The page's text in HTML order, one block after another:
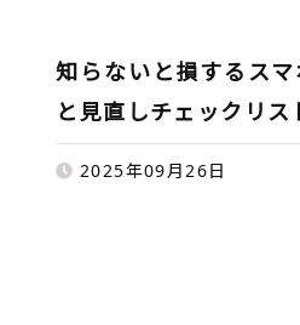
知らないと損するス
と見直しチェックリス
2025年09月26日